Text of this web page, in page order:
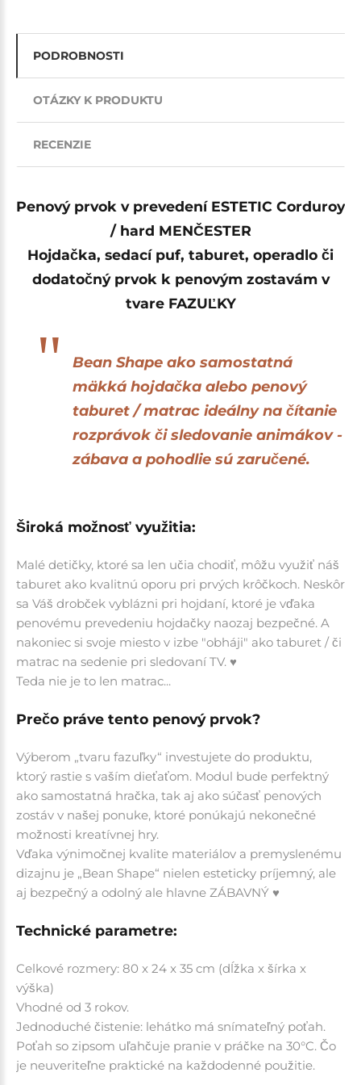
PODROBNOSTI
OTÁZKY K PRODUKTU
RECENZIE
Penový prvok v prevedení ESTETIC Corduroy
/ hard MENČESTER
Hojdačka, sedací puf, taburet, operadlo či
dodatočný prvok k penovým zostavám v
tvare FAZUĽKY
Bean Shape ako samostatná
mäkká hojdačka alebo penový
taburet / matrac ideálny na čítanie
rozprávok či sledovanie animákov -
zábava a pohodlie sú zaručené.
Široká možnosť využitia:
Malé detičky, ktoré sa len učia chodiť, môžu využiť náš
taburet ako kvalitnú oporu pri prvých krôčkoch. Neskôr
sa Váš drobček vyblázni pri hojdaní, ktoré je vďaka
penovému prevedeniu hojdačky naozaj bezpečné. A
nakoniec si svoje miesto v izbe "obháji" ako taburet / či
matrac na sedenie pri sledovaní TV. ♥
Teda nie je to len matrac...
Prečo práve tento penový prvok?
Výberom „tvaru fazuľky“ investujete do produktu,
ktorý rastie s vaším dieťaťom. Modul bude perfektný
ako samostatná hračka, tak aj ako súčasť penových
zostáv v našej ponuke, ktoré ponúkajú nekonečné
možnosti kreatívnej hry.
Vďaka výnimočnej kvalite materiálov a premyslenému
dizajnu je „Bean Shape“ nielen esteticky príjemný, ale
aj bezpečný a odolný ale hlavne ZÁBAVNÝ ♥
Technické parametre:
Celkové rozmery: 80 x 24 x 35 cm (dĺžka x šírka x
výška)
Vhodné od 3 rokov.
Jednoduché čistenie: lehátko má snímateľný poťah.
Poťah so zipsom uľahčuje pranie v práčke na 30°C. Čo
je neuveriteľne praktické na každodenné použitie.